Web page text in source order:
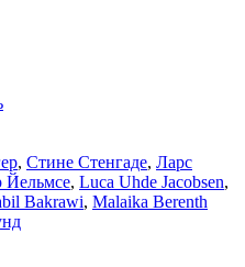
, Стине Стенгаде, Ларс
Йельмсе, Luca Uhde Jacobsen,
Bakrawi, Malaika Berenth